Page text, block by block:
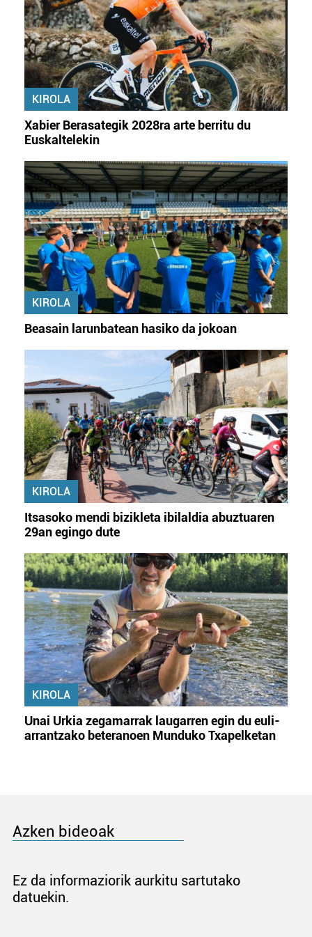
KIROLA
Xabier Berasategik 2028ra arte berritu du
Euskaltelekin
KIROLA
Beasain larunbatean hasiko da jokoan
KIROLA
Itsasoko mendi bizikleta ibilaldia abuztuaren
29an egingo dute
KIROLA
Unai Urkia zegamarrak laugarren egin du euli-
arrantzako beteranoen Munduko Txapelketan
Azken bideoak
Ez da informaziorik aurkitu sartutako
datuekin.